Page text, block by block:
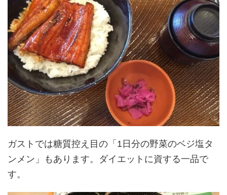
ガストでは糖質控え目の「1日分の野菜のベジ塩タ
ンメン」もあります。ダイエットに資する一品で
す。